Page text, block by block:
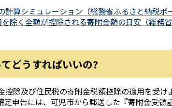
計算シミュレーション（総務省ふるさと納税
除く全額が控除される寄附金額の目安（総務
どうすればいいの?
控除及び住民税の寄附金税額控除の適用を受
定申告には、可児市から郵送した『寄附金受領